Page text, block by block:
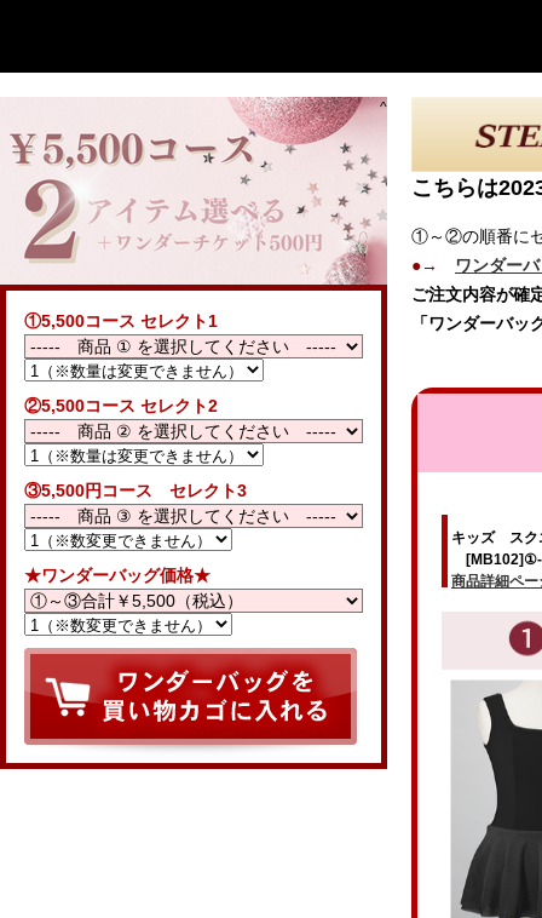
①5,500コース セレクト1
②5,500コース セレクト2
③5,500円コース セレクト3
★ワンダーバッグ価格★
^
こちらは
①～②の順番にセ
●→
ワンダー
ご注文内容が確
「ワンダーバ
キッズ スク
商品詳細ペー